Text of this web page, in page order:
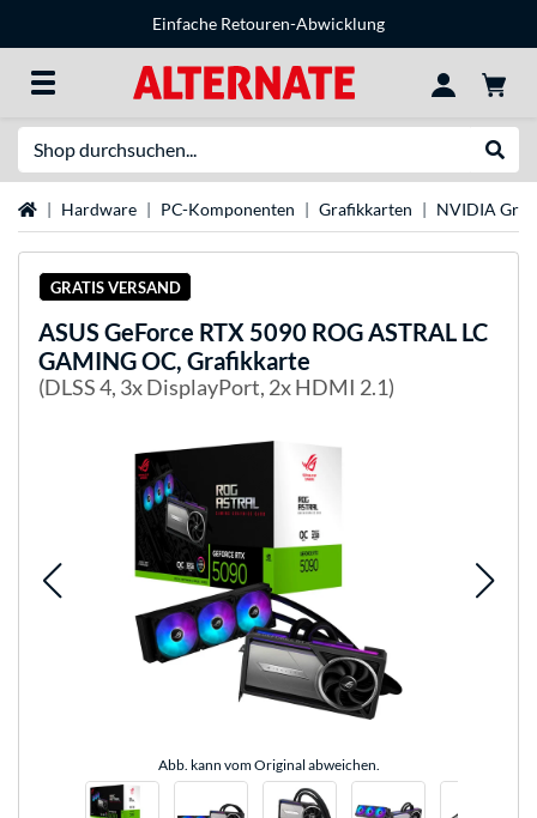
Einfache Retouren-Abwicklung
StartseiteHardware PC-Komponenten Grafikkarten NVIDIA
GRATIS VERSAND
ASUS GeForce RTX 5090 ROG ASTRAL LC
GAMING OC, Grafikkarte
(DLSS 4, 3x DisplayPort, 2x HDMI 2.1)
Abb. kann vom Original abweichen.